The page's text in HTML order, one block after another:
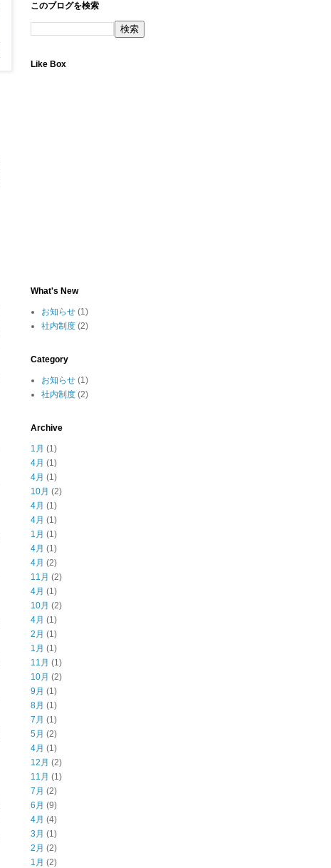
このブログを検索
Like Box
What's New
お知らせ (1)
社内制度 (2)
Category
お知らせ (1)
社内制度 (2)
Archive
1月 (1)
4月 (1)
4月 (1)
10月 (2)
4月 (1)
4月 (1)
1月 (1)
4月 (1)
4月 (2)
11月 (2)
4月 (1)
10月 (2)
4月 (1)
2月 (1)
1月 (1)
11月 (1)
10月 (2)
9月 (1)
8月 (1)
7月 (1)
5月 (2)
4月 (1)
12月 (2)
11月 (1)
7月 (2)
6月 (9)
4月 (4)
3月 (1)
2月 (2)
1月 (2)